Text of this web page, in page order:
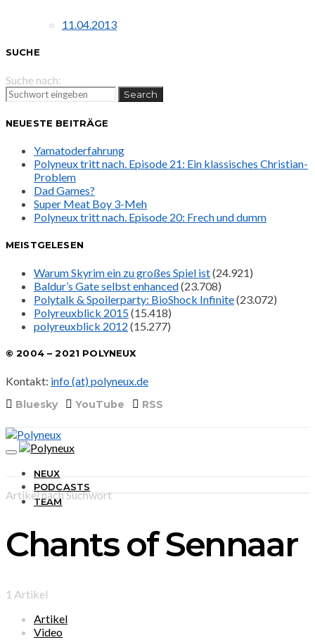
11.04.2013
SUCHE
Suche nach:
Search
NEUESTE BEITRÄGE
Yamatoderfahrung
Polyneux tritt nach. Episode 21: Ein klassisches Christian-
Problem
Dad Games?
Super Meat Boy 3-Meh
Polyneux tritt nach. Episode 20: Frech und dumm
MEISTGELESEN
Warum Skyrim ein zu großes Spiel ist(24.921)
Baldur’s Gate selbst enhanced(23.708)
Polytalk & Spoilerparty: BioShock Infinite(23.072)
Polyreuxblick 2015(15.418)
polyreuxblick 2012 (15.277)
© 2004 – 2021 POLYNEUX
Kontakt: info (at) polyneux.de
Bluesky YouTube RSS
NEUX
PODCASTS
TEAM
Artikel nach Suchwort
Chants of Sennaar
1 Artikel
Artikel
Video